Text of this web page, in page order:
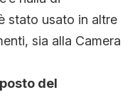
stato usato in altre
sia alla Camera
del